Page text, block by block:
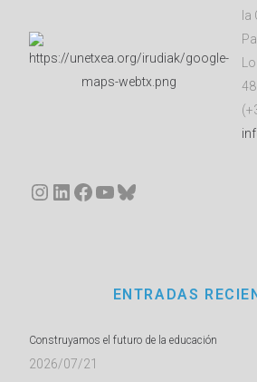
la
Instagram
LinkedIn
Facebook
YouTube
Bluesky
ENTRADAS
Construyamos el futuro de la educación
2026/07/21